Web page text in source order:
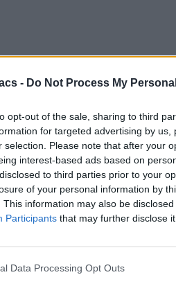
- Do Not Process My
opt-out of the sale, sharing to third
for targeted advertising by
selection. Please note that after your
interest-based ads based on
to third parties prior to your
of your personal information by
This information may also be
Participants that may further disclose
Data Processing Opt Outs